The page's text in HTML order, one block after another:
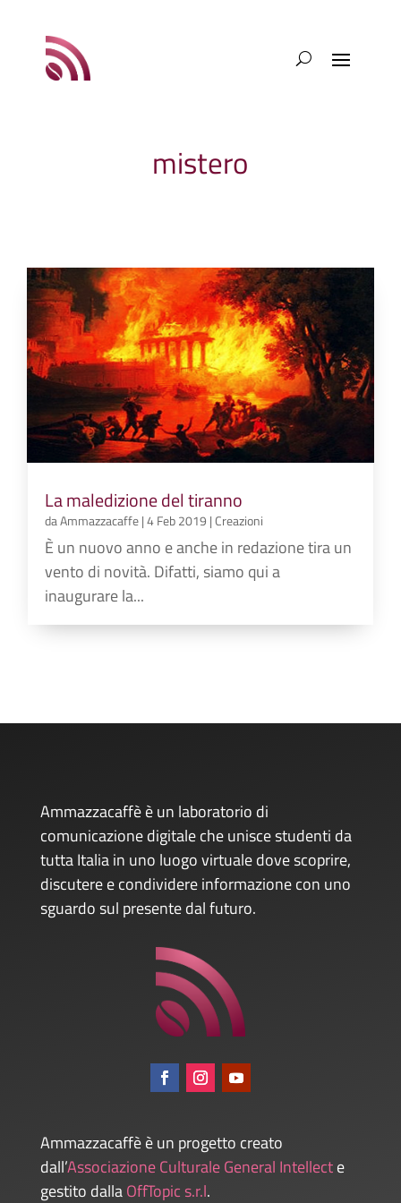
mistero
La maledizione del tiranno
daAmmazzacaffe|4 Feb 2019 |Creazioni
È un nuovo anno e anche in redazione tira un
vento di novità. Difatti, siamo qui a
inaugurare la...
Ammazzacaffè è un laboratorio di
comunicazione digitale che unisce studenti da
tutta Italia in uno luogo virtuale dove scoprire,
discutere e condividere informazione con uno
sguardo sul presente dal futuro.
Ammazzacaffè è un progetto creato
dall’Associazione Culturale General Intellecte
gestito dallaOffTopic s.r.l.